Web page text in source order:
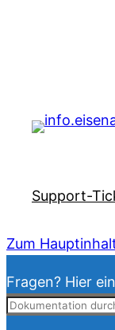
Support-
Zum
Fragen? Hier